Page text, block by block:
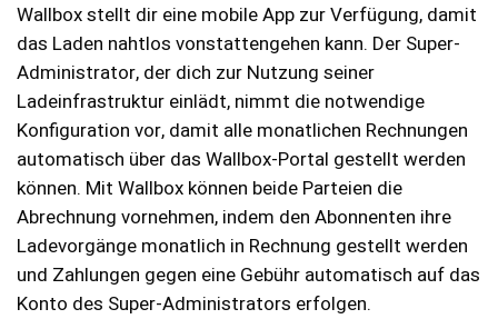
Wallbox stellt dir eine mobile App zur Verfügung, damit
das Laden nahtlos vonstattengehen kann. Der Super-
Administrator, der dich zur Nutzung seiner
Ladeinfrastruktur einlädt, nimmt die notwendige
Konfiguration vor, damit alle monatlichen Rechnungen
automatisch über das Wallbox-Portal gestellt werden
können. Mit Wallbox können beide Parteien die
Abrechnung vornehmen, indem den Abonnenten ihre
Ladevorgänge monatlich in Rechnung gestellt werden
und Zahlungen gegen eine Gebühr automatisch auf das
Konto des Super-Administrators erfolgen.